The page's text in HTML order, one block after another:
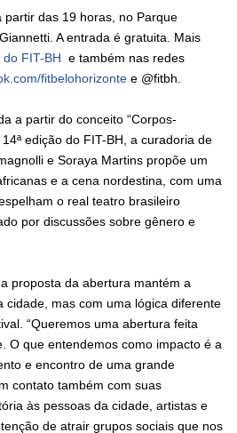
das 19 horas, no Parque
A entrada é gratuita. Mais
FIT-BH e também nas redes
fitbelohorizonte e @fitbh.
a partir do conceito “Corpos-
edição do FIT-BH, a curadoria de
e Soraya Martins propõe um
e a cena nordestina, com uma
o real teatro brasileiro
por discussões sobre gênero e
proposta da abertura mantém a
cidade, mas com uma lógica diferente
“Queremos uma abertura feita
O que entendemos como impacto é a
e encontro de uma grande
contato também com suas
às pessoas da cidade, artistas e
de atrair grupos sociais que nos